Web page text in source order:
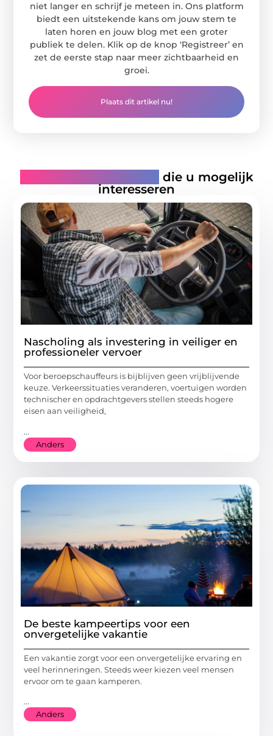
niet langer en schrijf je meteen in. Ons platform
biedt een uitstekende kans om jouw stem te
laten horen en jouw blog met een groter
publiek te delen. Klik op de knop ‘Registreer’ en
zet de eerste stap naar meer zichtbaarheid en
groei.
Plaats dit artikel nu!
die u mogelijk
interesseren
Nascholing als investering in veiliger en
professioneler vervoer
Voor beroepschauffeurs is bijblijven geen vrijblijvende
keuze. Verkeerssituaties veranderen, voertuigen worden
technischer en opdrachtgevers stellen steeds hogere
eisen aan veiligheid,
...
Anders
De beste kampeertips voor een
onvergetelijke vakantie
Een vakantie zorgt voor een onvergetelijke ervaring en
veel herinneringen. Steeds weer kiezen veel mensen
ervoor om te gaan kamperen.
...
Anders